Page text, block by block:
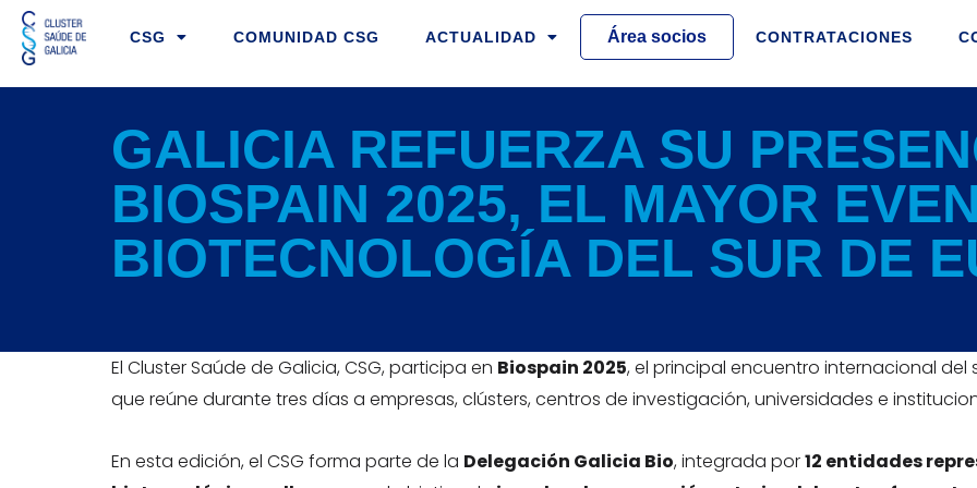
CSG COMUNIDAD CSG ACTUALIDAD Área socios CONTRATACIONES
GALICIA REFUERZA SU
BIOSPAIN 2025, EL MAYOR
BIOTECNOLOGÍA DEL SUR DE
El Cluster Saúde de Galicia, CSG, participa en Biospain 2025, el principal encuentro internacional
que reúne durante tres días a empresas, clústers, centros de investigación, universidades e
En esta edición, el CSG forma parte de la Delegación Galicia Bio, integrada por12 entidades